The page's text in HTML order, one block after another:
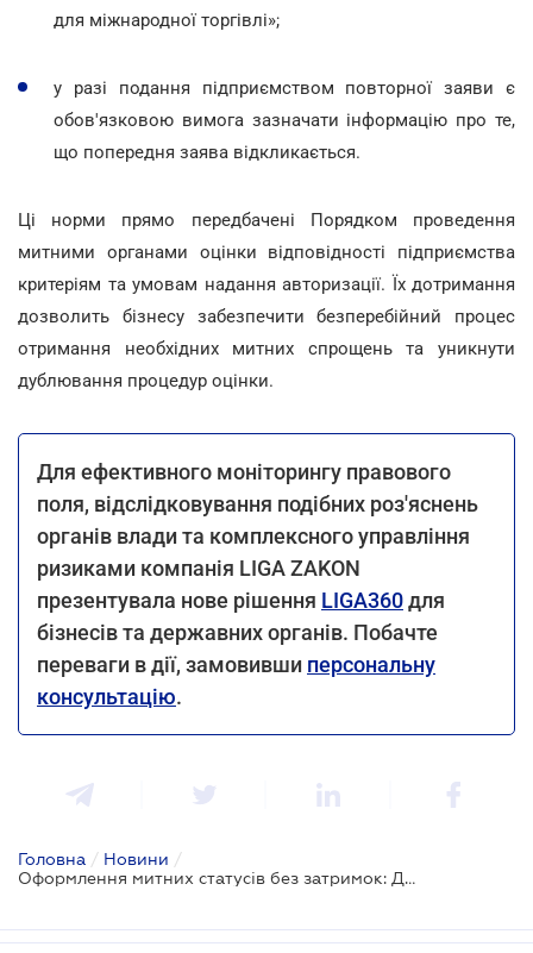
для міжнародної торгівлі»;
у разі подання підприємством повторної заяви є
обов'язковою вимога зазначати інформацію про те,
що попередня заява відкликається.
Ці норми прямо передбачені Порядком проведення
митними органами оцінки відповідності підприємства
критеріям та умовам надання авторизації. Їх дотримання
дозволить бізнесу забезпечити безперебійний процес
отримання необхідних митних спрощень та уникнути
дублювання процедур оцінки.
Для ефективного моніторингу правового
поля, відслідковування подібних роз'яснень
органів влади та комплексного управління
ризиками компанія LIGA ZAKON
презентувала нове рішення LIGA360для
бізнесів та державних органів. Побачте
переваги в дії, замовивши персональну
консультацію.
Головна / Новини /
Оформлення митних статусів без затримок: Держмитслужба дала інструкцію